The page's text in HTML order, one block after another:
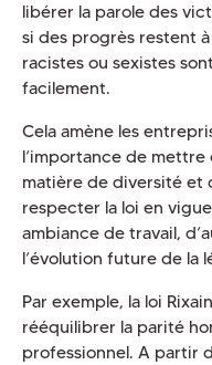
libérer la parole des
si des progrès restent
racistes ou sexistes
facilement.
Cela amène les
l’importance de
matière de diversité et
respecter la loi en
ambiance de travail,
l’évolution future de la
Par exemple, la loi
rééquilibrer la parité
professionnel. A partir